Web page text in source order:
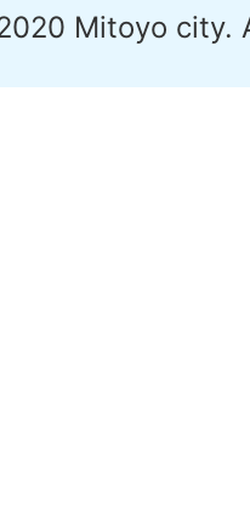
Mitoyo city.